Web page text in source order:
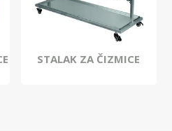
STALAK ZA ČIZMICE